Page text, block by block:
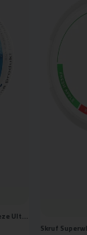
Skruf Superwhite No. 67 Fresh Freeze Ultra Strong